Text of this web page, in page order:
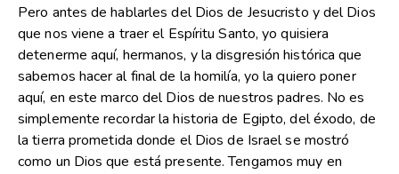
Pero antes de hablarles del Dios de Jesucristo y del Dios
que nos viene a traer el Espíritu Santo, yo quisiera
detenerme aquí, hermanos, y la disgresión histórica que
sabemos hacer al final de la homilía, yo la quiero poner
aquí, en este marco del Dios de nuestros padres. No es
simplemente recordar la historia de Egipto, del éxodo, de
la tierra prometida donde el Dios de Israel se mostró
como un Dios que está presente. Tengamos muy en